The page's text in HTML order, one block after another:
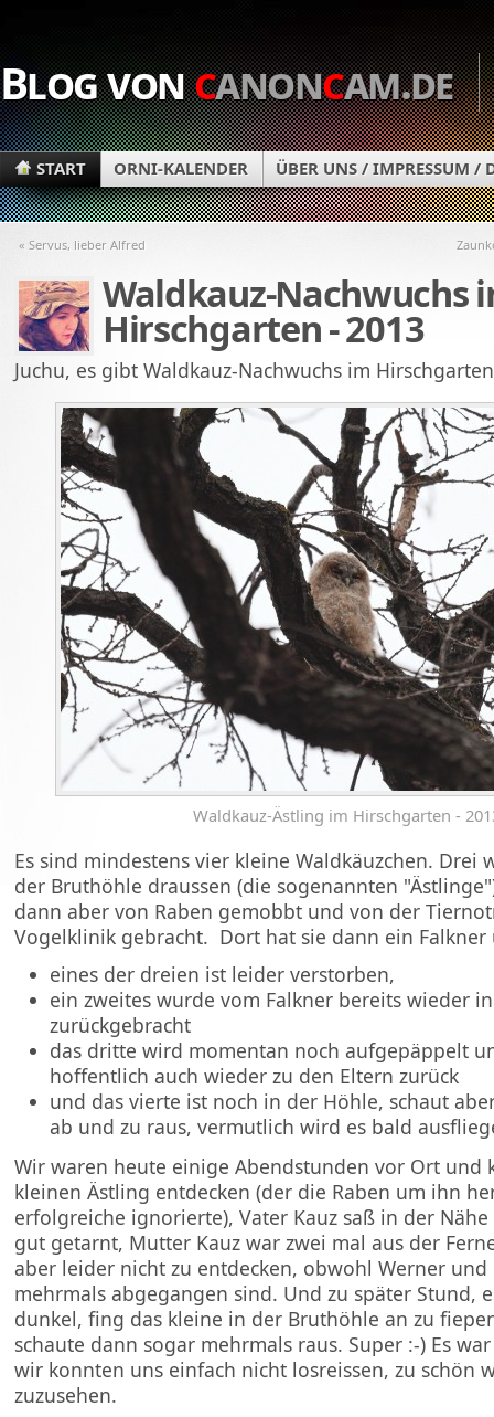
Blog voncanoncam.de
START ORNI-KALENDER ÜBER UNS / IMPRESSUM /
« Servus, lieber Alfred
Waldkauz-Nachwuchs
Hirschgarten - 2013
Juchu, es gibt Waldkauz-Nachwuchs im
Waldkauz-Ästling im Hirschgarten -
Es sind mindestens vier kleine Waldkäuzchen. Drei
der Bruthöhle draussen (die sogenannten
dann aber von Raben gemobbt und von der
Vogelklinik gebracht. Dort hat sie dann ein
eines der dreien ist leider verstorben,
ein zweites wurde vom Falkner bereits wieder
zurückgebracht
das dritte wird momentan noch aufgepäppelt
hoffentlich auch wieder zu den Eltern zurück
und das vierte ist noch in der Höhle, schaut
ab und zu raus, vermutlich wird es bald
Wir waren heute einige Abendstunden vor Ort und
kleinen Ästling entdecken (der die Raben um ihn
erfolgreiche ignorierte), Vater Kauz saß in der
gut getarnt, Mutter Kauz war zwei mal aus der
aber leider nicht zu entdecken, obwohl Werner und
mehrmals abgegangen sind. Und zu später Stund,
dunkel, fing das kleine in der Bruthöhle an zu
schaute dann sogar mehrmals raus. Super :-) Es
wir konnten uns einfach nicht losreissen, zu schön
zuzusehen.